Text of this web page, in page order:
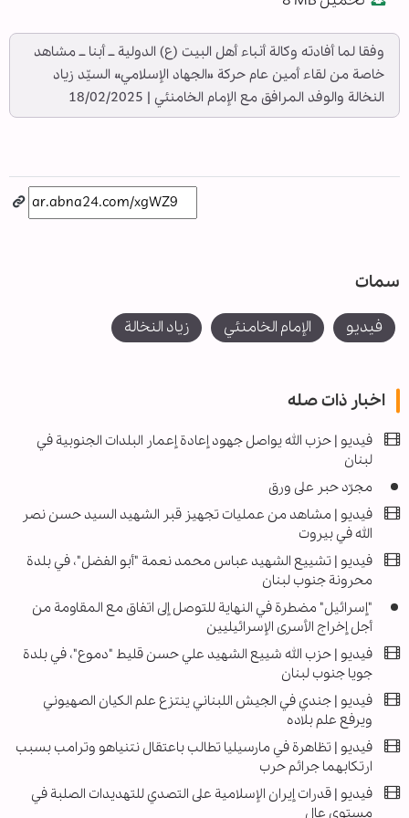
وفقا لما أفادته وكالة أنباء أهل البيت (ع) الدولية ــ أبنا ــ مشاهد
خاصة من لقاء أمين عام حركة «الجهاد الإسلامي» السيّد زياد
النخالة والوفد المرافق مع الإمام الخامنئي | 18/02/2025
سمات
فیدیو الإمام الخامنئي زياد النخالة
اخبار ذات صله
فيديو | حزب الله يواصل جهود إعادة إعمار البلدات الجنوبية في
لبنان
مجرّد حبر على ورق
فيديو | مشاهد من عمليات تجهيز قبر الشهيد السيد حسن نصر
الله في بيروت
فيديو | تشييع الشهيد عباس محمد نعمة "أبو الفضل"، في بلدة
محرونة جنوب لبنان
"إسرائيل" مضطرة في النهاية للتوصل إلى اتفاق مع المقاومة من
أجل إخراج الأسرى الإسرائيليين
فيديو | حزب الله شييع الشهيد علي حسن قليط "دموع"، في بلدة
جويا جنوب لبنان
فيديو | جندي في الجيش اللبناني ينتزع علم الكيان الصهيوني
ويرفع علم بلاده
فيديو | تظاهرة في مارسيليا تطالب باعتقال نتنياهو وترامب بسبب
ارتكابهما جرائم حرب
فيديو | قدرات إيران الإسلامية على التصدي للتهديدات الصلبة في
مستوى عال